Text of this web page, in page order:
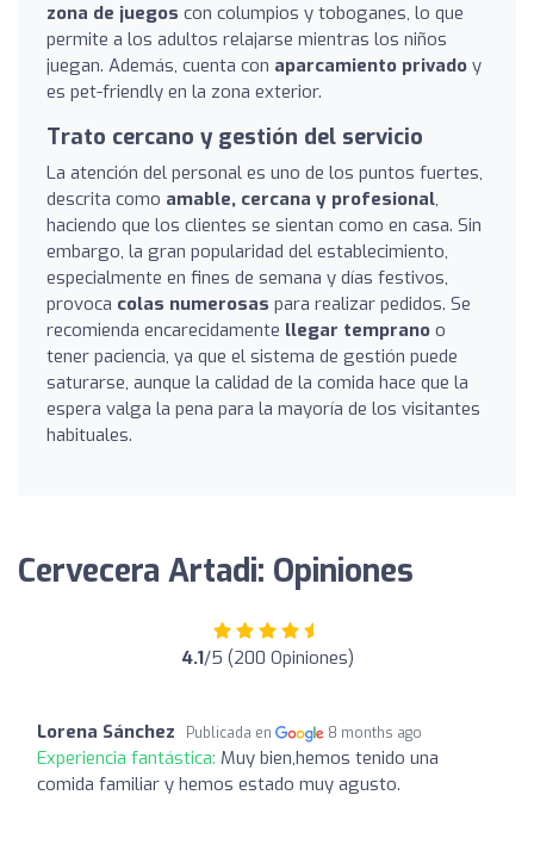
zona de juegos con columpios y toboganes, lo que
permite a los adultos relajarse mientras los niños
juegan. Además, cuenta con aparcamiento privado y
es pet-friendly en la zona exterior.
Trato cercano y gestión del servicio
La atención del personal es uno de los puntos fuertes,
descrita como amable, cercana y profesional,
haciendo que los clientes se sientan como en casa. Sin
embargo, la gran popularidad del establecimiento,
especialmente en fines de semana y días festivos,
provoca colas numerosas para realizar pedidos. Se
recomienda encarecidamente llegar temprano o
tener paciencia, ya que el sistema de gestión puede
saturarse, aunque la calidad de la comida hace que la
espera valga la pena para la mayoría de los visitantes
habituales.
Cervecera Artadi: Opiniones
4.1/5 (200 Opiniones)
Lorena Sánchez Publicada en 8 months ago
Experiencia fantástica: Muy bien,hemos tenido una
comida familiar y hemos estado muy agusto.